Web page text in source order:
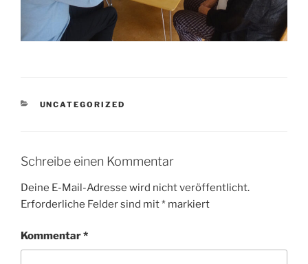
KATEGORIEN
UNCATEGORIZED
Schreibe einen Kommentar
Deine E-Mail-Adresse wird nicht veröffentlicht.
Erforderliche Felder sind mit* markiert
Kommentar*